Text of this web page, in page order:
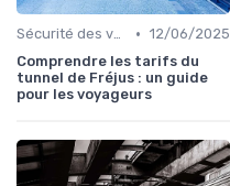
Sécurité des voyageurs • 12/06/2025
Comprendre les tarifs du
tunnel de Fréjus : un guide
pour les voyageurs